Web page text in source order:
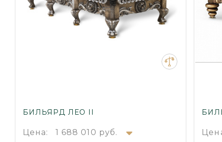
БИЛЬЯРД ЛЕО II
Цена: 1 688 010 руб.